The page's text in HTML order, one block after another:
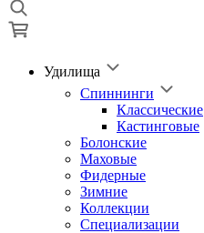
Удилища
Спиннинги
Классические
Кастинговые
Болонские
Маховые
Фидерные
Зимние
Коллекции
Специализации